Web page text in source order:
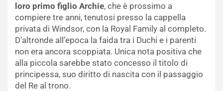
loro primo figlio Archie, che è prossimo a
compiere tre anni, tenutosi presso la cappella
privata di Windsor, con la Royal Family al completo.
D’altronde all’epoca la faida tra i Duchi e i parenti
non era ancora scoppiata. Unica nota positiva che
alla piccola sarebbe stato concesso il titolo di
principessa, suo diritto di nascita con il passaggio
del Re al trono.